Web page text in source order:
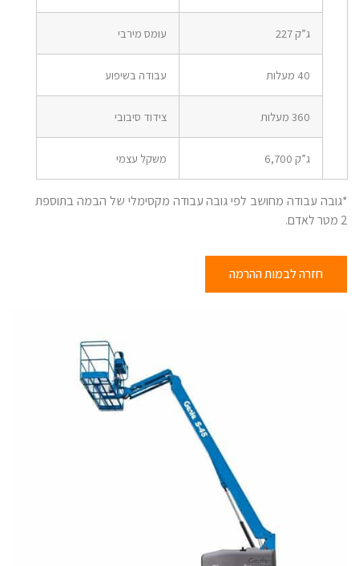
ג”ק 227 עומס מירבי
40 מעלות עבודה בשיפוע
360 מעלות צידוד סיבובי
ג”ק 6,700 משקל עצמי
*גובה עבודה מחושב לפי גובה עבודה מקסימלי של הבמה בתוספת
2 מטר לאדם.
חזרה לבמות ההרמה